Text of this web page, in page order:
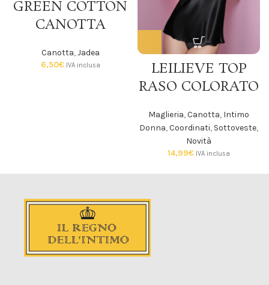
GREEN COTTON
CANOTTA
Canotta,Jadea
6,50€ IVA inclusa
LEILIEVE TOP
RASO COLORATO
Maglieria,Canotta, Intimo
Donna,Coordinati, Sottoveste,
Novità
14,99€ IVA inclusa